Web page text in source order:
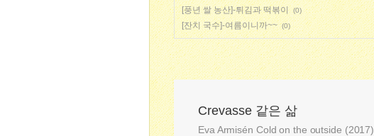
[풍년 쌀 농산]-튀김과 떡볶이 (0)
[잔치 국수]-여름이니까~~ (0)
Crevasse 같은 삶
Eva Armisén Cold on the outside (2017)